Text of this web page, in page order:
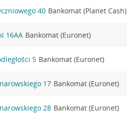
40 Bankomat (Planet Cash)
16AA Bankomat (Euronet)
5 Bankomat (Euronet)
17 Bankomat (Euronet)
28 Bankomat (Euronet)